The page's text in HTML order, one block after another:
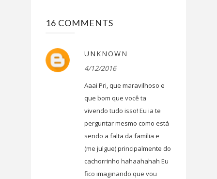
16 COMMENTS
UNKNOWN
4/12/2016
Aaai Pri, que maravilhoso e
que bom que você ta
vivendo tudo isso! Eu ia te
perguntar mesmo como está
sendo a falta da família e
(me julgue) principalmente do
cachorrinho hahaahahah Eu
fico imaginando que vou